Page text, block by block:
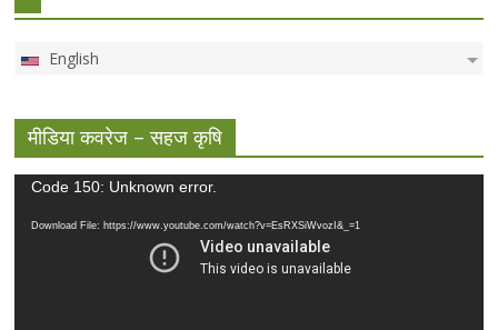
English
मीडिया कवरेज – सहज कृषि
Video
Code 150: Unknown error.
Download File: https://www.youtube.com/watch?v=EsRXSiWvozI&_=1